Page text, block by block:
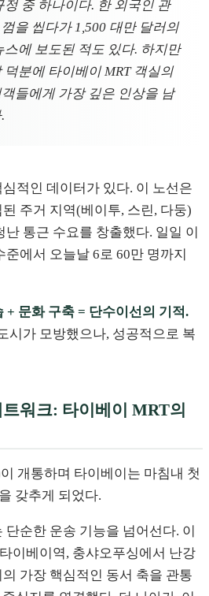
정 중 하나이다. 한 외국인 관
을 씹다가 1,500 대만 달러의
스에 보도된 적도 있다. 하지만
분에 타이베이 MRT 객실의
들에게 가장 깊은 인상을 남
적인 데이터가 있다. 이 노선은
주거 지역(베이투, 스린, 다둥)
통근 수요를 창출했다. 일일 이
준에서 오늘날 6로 60만 명까지
+ 문화 구축 = 단수이선의 기적.
시가 모방했으나, 성공적으로 복
워크: 타이베이 MRT의
개통하며 타이베이는 마침내 첫
갖추게 되었다.
순한 운송 기능을 넘어선다. 이
이베이역, 충샤오푸싱에서 난강
가장 핵심적인 동서 축을 관통